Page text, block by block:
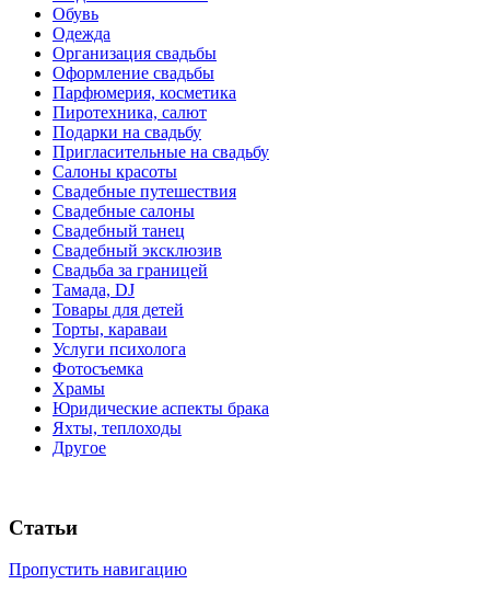
Обувь
Одежда
Организация свадьбы
Оформление свадьбы
Парфюмерия, косметика
Пиротехника, салют
Подарки на свадьбу
Пригласительные на свадьбу
Салоны красоты
Свадебные путешествия
Свадебные салоны
Свадебный танец
Свадебный эксклюзив
Свадьба за границей
Тамада, DJ
Товары для детей
Торты, караваи
Услуги психолога
Фотосъемка
Храмы
Юридические аспекты брака
Яхты, теплоходы
Другое
Статьи
Пропустить навигацию